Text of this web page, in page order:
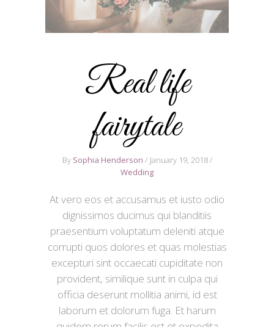
Real life
fairytale
By Sophia Henderson
January 19, 2018
Wedding
At vero eos et accusamus et iusto odio
dignissimos ducimus qui blanditiis
praesentium voluptatum deleniti atque
corrupti quos dolores et quas molestias
excepturi sint occaecati cupiditate non
provident, similique sunt in culpa qui
officia deserunt mollitia animi, id est
laborum et dolorum fuga. Et harum